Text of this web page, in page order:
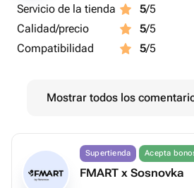
Servicio de la tienda 5/5
Calidad/precio
5/5
Compatibilidad
5/5
Mostrar todos los
Supertienda Acepta
FMART x Sosnovka